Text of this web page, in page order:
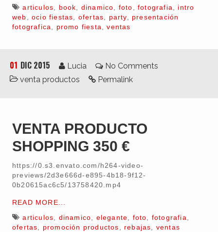
articulos
book dinamico foto ,fotografia
intro
web
,ocio fiestas ofertas party
presentación
fotografica
promo fiesta ,ventas
01 DIC 2015 Lucia
No Comments
venta productos
Permalink
VENTA PRODUCTO
SHOPPING 350 €
https://0.s3.envato.com/h264-video-
previews/2d3e666d-e895-4b18-9f12-
0b20615ac6c5/13758420.mp4
READ MORE...
articulos
dinamico elegante foto fotografia
ofertas
promoción productos rebajas ventas